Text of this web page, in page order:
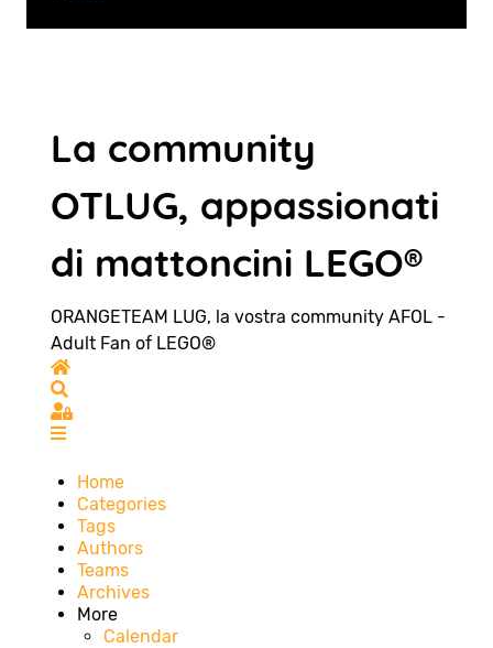
La community
OTLUG, appassionati
di mattoncini LEGO®
ORANGETEAM LUG, la vostra community AFOL -
Adult Fan of LEGO®
Home
Sign In
Home
Categories
Tags
Authors
Teams
Archives
More
Calendar